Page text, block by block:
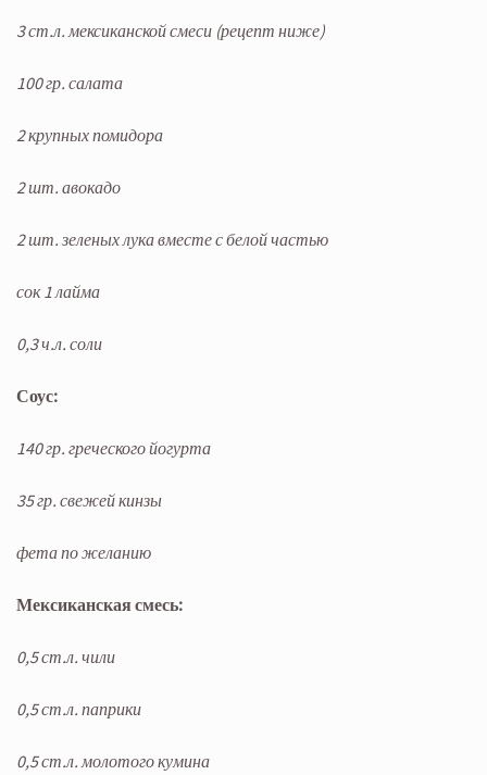
3 ст.л. мексиканской смеси (рецепт ниже)
100 гр. салата
2 крупных помидора
2 шт. авокадо
2 шт. зеленых лука вместе с белой частью
сок 1 лайма
0,3 ч.л. соли
Соус:
140 гр. греческого йогурта
35 гр. свежей кинзы
фета по желанию
Мексиканская смесь:
0,5 ст.л. чили
0,5 ст.л. паприки
0,5 ст.л. молотого кумина